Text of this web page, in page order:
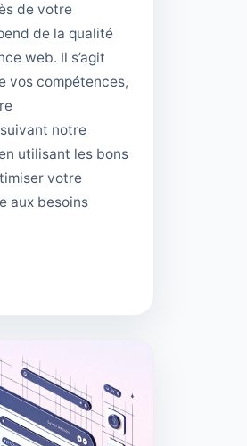
de votre
de la qualité
web. Il s’agit
vos compétences,
notre
utilisant les bons
votre
aux besoins